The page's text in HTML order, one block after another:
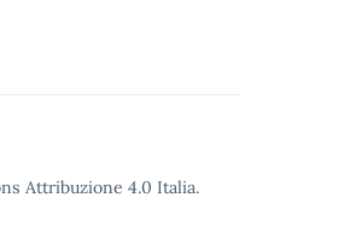
Attribuzione 4.0 Italia.